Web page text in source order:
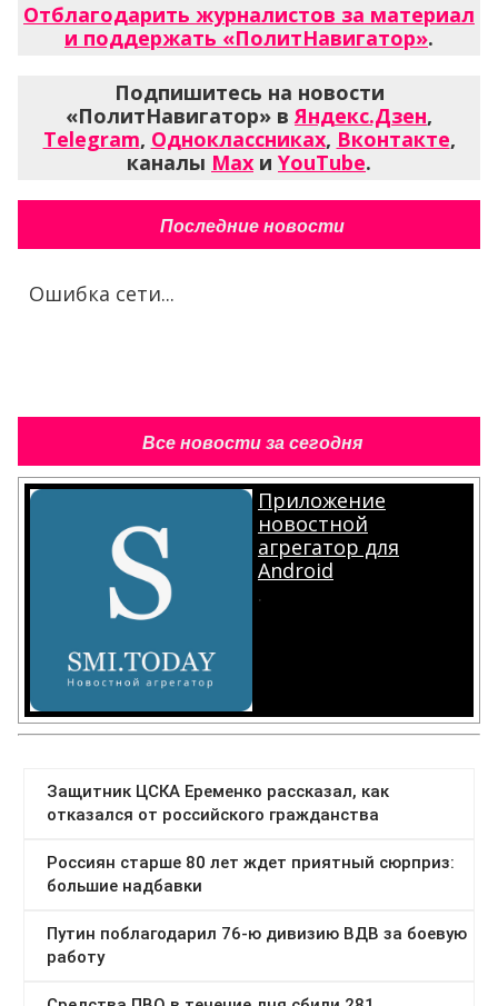
Отблагодарить журналистов за материал
и поддержать «ПолитНавигатор».
Подпишитесь на новости
«ПолитНавигатор» вЯндекс.Дзен,
Telegram, Одноклассниках, Вконтакте,
каналы Max и YouTube.
Последние новости
Ошибка сети...
Все новости за сегодня
Приложение
новостной
агрегатор для
Android
.